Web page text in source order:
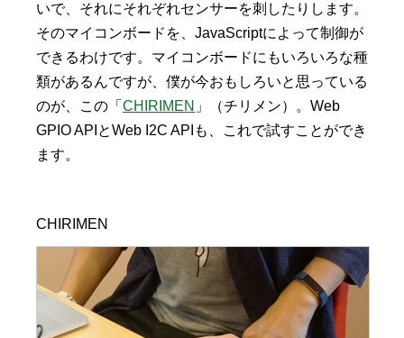
いで、それにそれぞれセンサーを刺したりします。
そのマイコンボードを、JavaScriptによって制御が
できるわけです。マイコンボードにもいろいろな種
類があるんですが、僕が今おもしろいと思っている
のが、この「 CHIRIMEN 」（チリメン）。Web
GPIO APIとWeb I2C APIも、これで試すことができ
ます。